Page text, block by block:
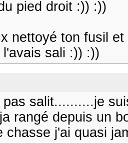
pied droit :)) :))
nettoyé ton fusil
sali :)) :))
pas salit..........je
rangé depuis un
chasse j'ai quasi